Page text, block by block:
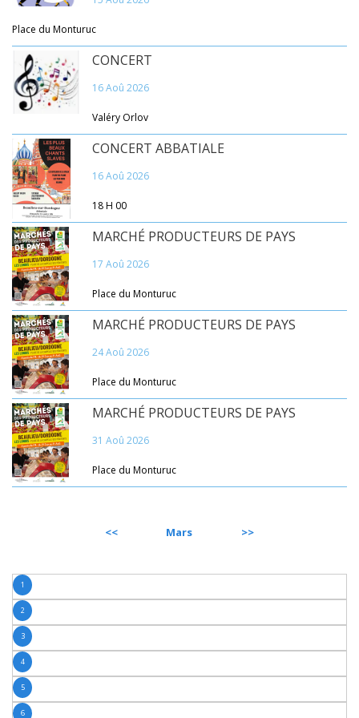
Place du Monturuc
CONCERT
16 Aoû 2026
Valéry Orlov
CONCERT ABBATIALE
16 Aoû 2026
18 H 00
MARCHÉ PRODUCTEURS DE PAYS
17 Aoû 2026
Place du Monturuc
MARCHÉ PRODUCTEURS DE PAYS
24 Aoû 2026
Place du Monturuc
MARCHÉ PRODUCTEURS DE PAYS
31 Aoû 2026
Place du Monturuc
Mars
1
2
3
4
5
6